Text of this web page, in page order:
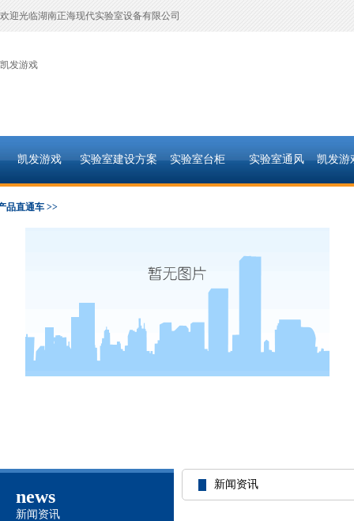
欢迎光临湖南正海现代实验室设备有限公司
凯发游戏
凯发游戏 实验室建设方案 实验室台柜 实验室通风 凯发游
品直通车 >>
news
新闻资讯
新闻资讯